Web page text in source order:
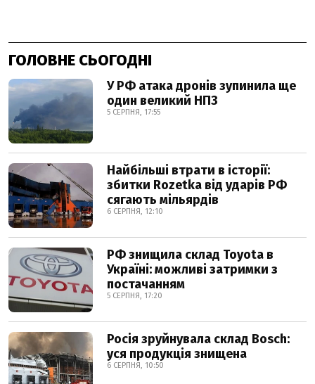
ГОЛОВНЕ СЬОГОДНІ
У РФ атака дронів зупинила ще
один великий НПЗ
5 СЕРПНЯ, 17:55
Найбільші втрати в історії:
збитки Rozetka від ударів РФ
сягають мільярдів
6 СЕРПНЯ, 12:10
РФ знищила склад Toyota в
Україні: можливі затримки з
постачанням
5 СЕРПНЯ, 17:20
Росія зруйнувала склад Bosch:
уся продукція знищена
6 СЕРПНЯ, 10:50